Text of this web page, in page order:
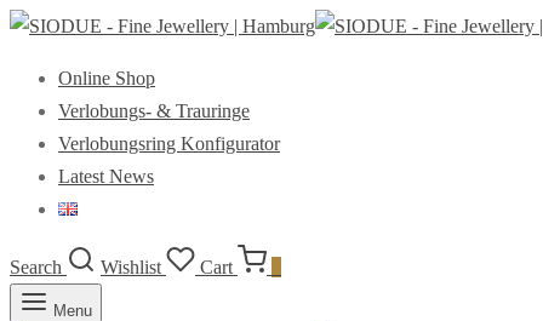
Online Shop
Verlobungs- & Trauringe
Verlobungsring Konfigurator
Latest News
Search Wishlist Cart
Menu